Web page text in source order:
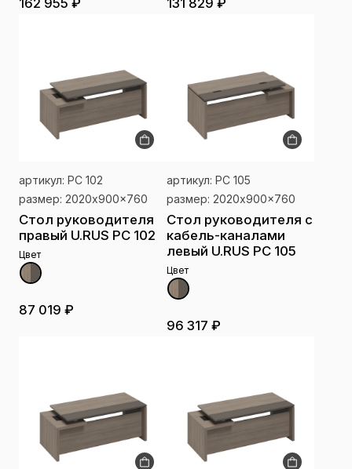
162 955 ₽ 131 829 ₽
артикул: РС 102
размер: 2020x900x760
Стол руководителя
правый U.RUS РС 102
Цвет
87 019 ₽
артикул: РС 105
размер: 2020x900x760
Стол руководителя с
кабель-каналами
левый U.RUS РС 105
Цвет
96 317 ₽